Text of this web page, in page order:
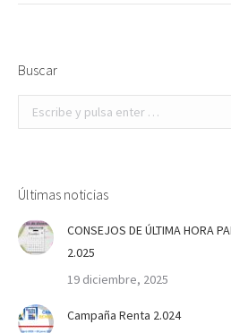
Buscar
Buscar:
Últimas noticias
CONSEJOS DE ÚLTIMA HORA
2.025
19 diciembre, 2025
Campaña Renta 2.024